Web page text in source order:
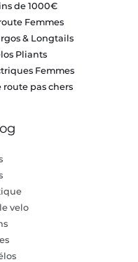
de 1000€
Femmes
& Longtails
Pliants
Femmes
pas chers
velo